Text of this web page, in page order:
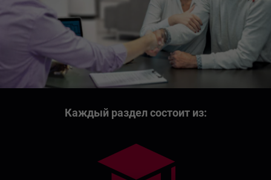
Каждый раздел состоит из: